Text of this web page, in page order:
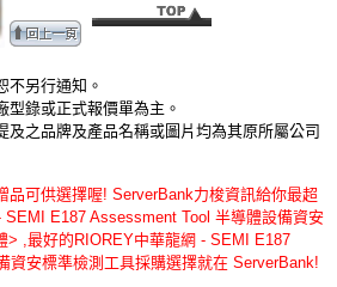
不另行通知。
型錄或正式報價單為主。
及之品牌及產品名稱或圖片均為其原所屬公司
品可供選擇喔! ServerBank力梭資訊給你最超
E187 Assessment Tool 半導體設備資安
> ,最好的RIOREY中華龍網 - SEMI E187
資安標準檢測工具採購選擇就在 ServerBank!